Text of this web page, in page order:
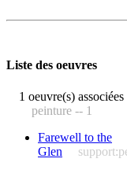
Liste des oeuvres
1 oeuvre(s) associées
peinture -- 1
Farewell to the
Glen